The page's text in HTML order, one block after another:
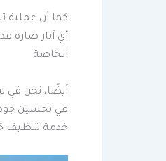
كما أن عملية
أي آثار ضارة
الخاصة.
أيضًا، نحن في
في تحسين
خدمة تنظيف